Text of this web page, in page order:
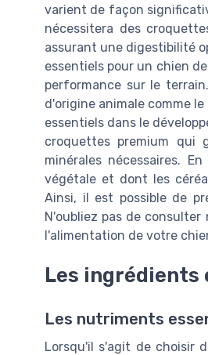
varient de façon
nécessitera des
assurant une digestibilité
essentiels pour un chien
performance sur le
d'origine animale comme
essentiels dans le
croquettes premium qui
minérales nécessaires.
végétale et dont les
Ainsi, il est possible de
N'oubliez pas de
l'alimentation de votre
Les ingrédients
Les nutriments
Lorsqu'il s'agit de choisir